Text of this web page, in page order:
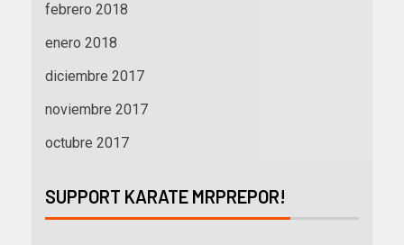
febrero 2018
enero 2018
diciembre 2017
noviembre 2017
octubre 2017
SUPPORT KARATE MRPREPOR!